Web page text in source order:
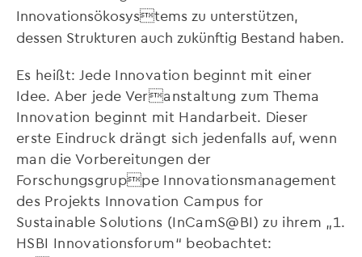
Innovationsökosystems zu unterstützen,
dessen Strukturen auch zukünftig Bestand haben.
Es heißt: Jede Innovation beginnt mit einer
Idee. Aber jede Veranstaltung zum Thema
Innovation beginnt mit Handarbeit. Dieser
erste Eindruck drängt sich jedenfalls auf, wenn
man die Vorbereitungen der
Forschungsgruppe Innovationsmanagement
des Projekts Innovation Campus for
Sustainable Solutions (InCamS@BI) zu ihrem „1.
HSBI Innovationsforum“ beobachtet: